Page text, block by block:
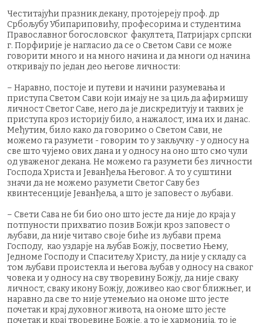
Честитајући празник декану, протојереју проф. др
Србољубу Убипариповићу, професорима и студентима
Православног богословског факултета, Патријарх српски
г. Порфирије је нагласио да се о Светом Сави се може
говорити много и на много начина и да многи од начина
откривају по један део његове личности:
– Наравно, постоје и путеви и начини разумевања и
приступа Светом Сави који имају не за циљ да афирмишу
личност Светог Саве, него да је дискредитују и таквих је
приступа кроз историју било, а нажалост, има их и данас.
Међутим, било како да говоримо о Светом Сави, не
можемо га разумети - говорим то у закључку - у односу на
све што чујемо ових дана и у односу на оно што смо чули
од уваженог декана. Не можемо га разумети без личности
Господа Христа и Јеванђеља Његовог. А то у суштини
значи да не можемо разумети Светог Саву без
квинтесенције Јеванђеља, а што је заповест о љубави.
– Свети Сава не би био оно што јесте да није до краја у
потпуности прихватио позив Божји кроз заповест о
љубави, да није читаво своје биће из љубави према
Господу, као уздарје на љубав Божју, посветио Њему,
Једноме Господу и Спаситељу Христу, да није у складу са
том љубави проистекла и његова љубав у односу на сваког
човека и у односу на сву творевину Божју, да није сваку
личност, сваку икону Божју, доживео као свог ближњег, и
наравно да све то није утемељио на ономе што јесте
почетак и крај духовног живота, на ономе што јесте
почетак и крај творевине Божје, а то је хармонија, то је